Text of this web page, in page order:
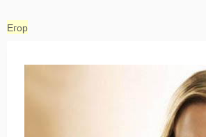
Егор